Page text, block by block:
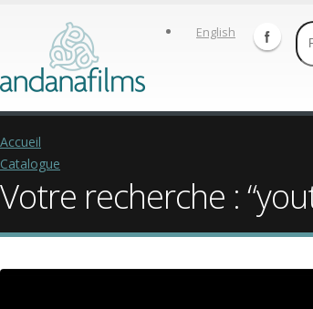
English
Accueil
Catalogue
Votre recherche :